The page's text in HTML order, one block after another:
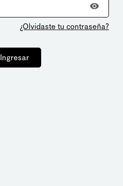
¿Olvidaste tu contraseña?
Ingresar